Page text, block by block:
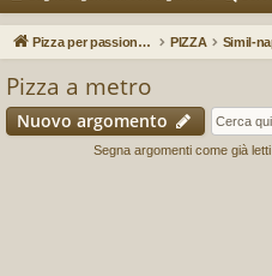
eg
en
u
Pizza per passione enon solo... PIZZA
Pizza a metro
Nuovo argomento
Segna argomenti come già letti